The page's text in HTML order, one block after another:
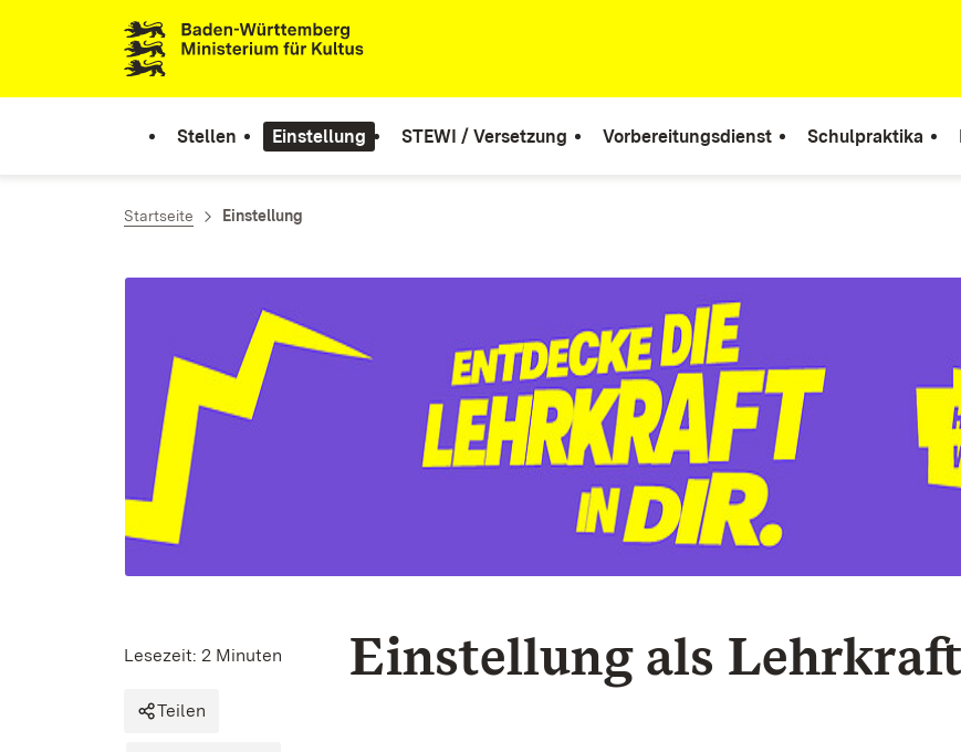
Zum Inhalt springen
Link zur Startseite
Stellen Einstellung STEWI / Versetzung Vorbereitungsdienst Schulpraktika
Startseite Einstellung
Einstellung als Lehrkraft
Lesezeit: 2 Minuten
Teilen